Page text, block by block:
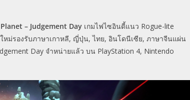
– Judgement Day เกมไฟไซอินดี้แนว Rogue-lite
หม่รองรับภาษาเกาหลี, ญี่ปุ่น, ไทย, อินโดนีเซีย, ภาษาจีนแผ่น
Day จำหน่ายแล้ว บน PlayStation 4, Nintendo